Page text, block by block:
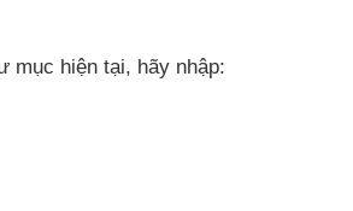
mục hiện tại, hãy nhập: